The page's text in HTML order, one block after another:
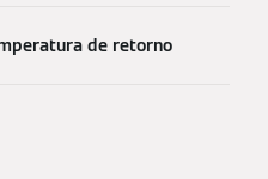
de retorno